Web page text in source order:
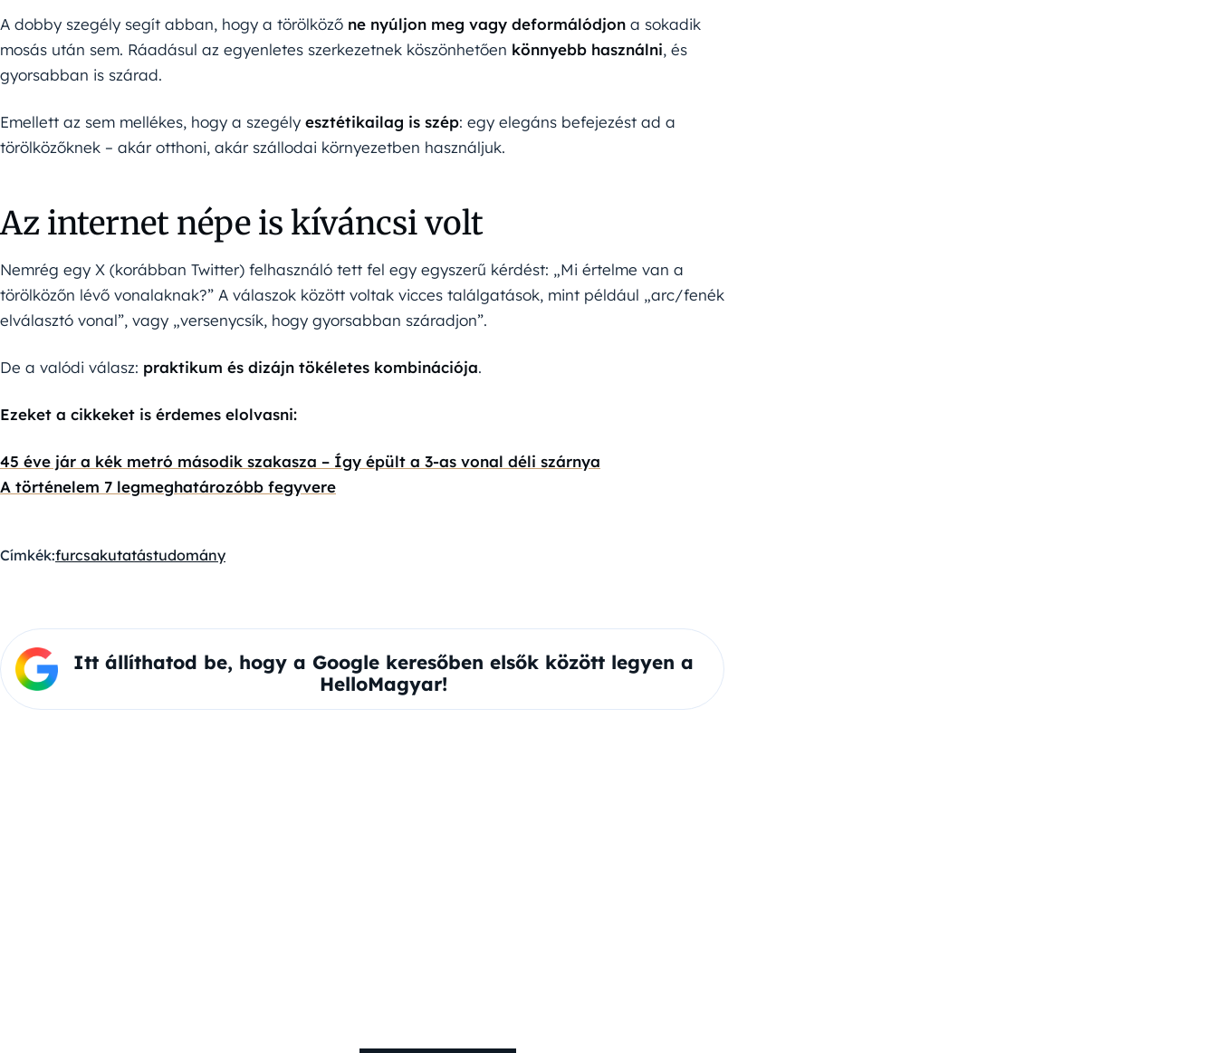
A dobby szegély segít abban, hogy a törölköző ne nyúljon meg vagy deformálódjon a sokadik
mosás után sem. Ráadásul az egyenletes szerkezetnek köszönhetően könnyebb használni, és
gyorsabban is szárad.
Emellett az sem mellékes, hogy a szegély esztétikailag is szép: egy elegáns befejezést ad a
törölközőknek – akár otthoni, akár szállodai környezetben használjuk.
Az internet népe is kíváncsi volt
Nemrég egy X (korábban Twitter) felhasználó tett fel egy egyszerű kérdést: „Mi értelme van a
törölközőn lévő vonalaknak?” A válaszok között voltak vicces találgatások, mint például „arc/fenék
elválasztó vonal”, vagy „versenycsík, hogy gyorsabban száradjon”.
De a valódi válasz: praktikum és dizájn tökéletes kombinációja.
Ezeket a cikkeket is érdemes elolvasni:
45 éve jár a kék metró második szakasza – Így épült a 3-as vonal déli szárnya
A történelem 7 legmeghatározóbb fegyvere
Címkék:furcsakutatástudomány
Itt állíthatod be, hogy a Google keresőben elsők között legyen a
HelloMagyar!